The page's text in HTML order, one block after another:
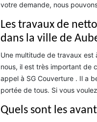
votre demande, nous
Les travaux de
dans la ville de
Une multitude de travaux
nous, il est très important de
appel à SG Couverture . Il a
portée de tous. Si vous
Quels sont les